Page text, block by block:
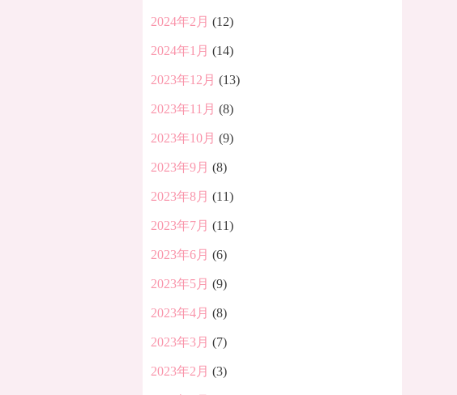
2024年2月 (12)
2024年1月 (14)
2023年12月 (13)
2023年11月 (8)
2023年10月 (9)
2023年9月 (8)
2023年8月 (11)
2023年7月 (11)
2023年6月 (6)
2023年5月 (9)
2023年4月 (8)
2023年3月 (7)
2023年2月 (3)